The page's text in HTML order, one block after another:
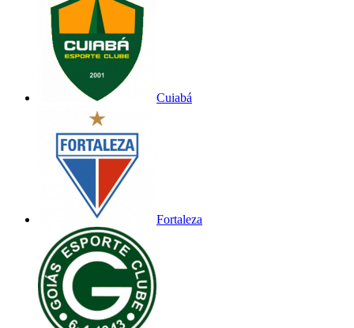
Cuiabá
Fortaleza